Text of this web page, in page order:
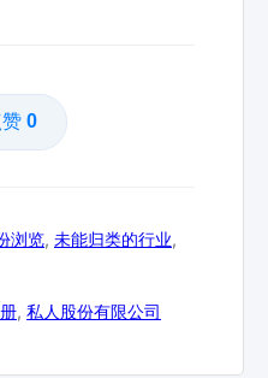
0
浏览, 未能归类的行业,
, 私人股份有限公司